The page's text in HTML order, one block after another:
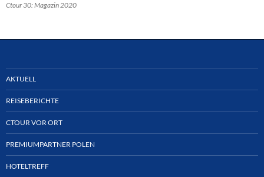
Ctour 30: Magazin 2020
AKTUELL
REISEBERICHTE
CTOUR VOR ORT
PREMIUMPARTNER POLEN
HOTELTREFF